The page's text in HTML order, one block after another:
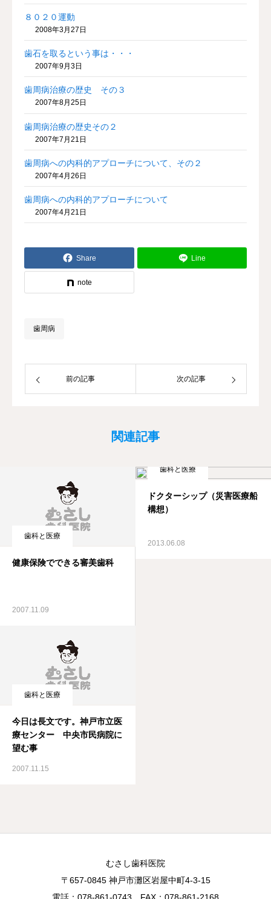
８０２０運動
2008年3月27日
歯石を取るという事は・・・
2007年9月3日
歯周病治療の歴史 その３
2007年8月25日
歯周病治療の歴史その２
2007年7月21日
歯周病への内科的アプローチについて、その２
2007年4月26日
歯周病への内科的アプローチについて
2007年4月21日
Share Line
note
歯周病
前の記事 次の記事
関連記事
歯科と医療
健康保険でできる審美歯科
2007.11.09
歯科と医療
ドクターシップ（災害医療船
構想）
2013.06.08
歯科と医療
今日は長文です。神戸市立医
療センター 中央市民病院に
望む事
2007.11.15
むさし歯科医院
〒657-0845 神戸市灘区岩屋中町4-3-15